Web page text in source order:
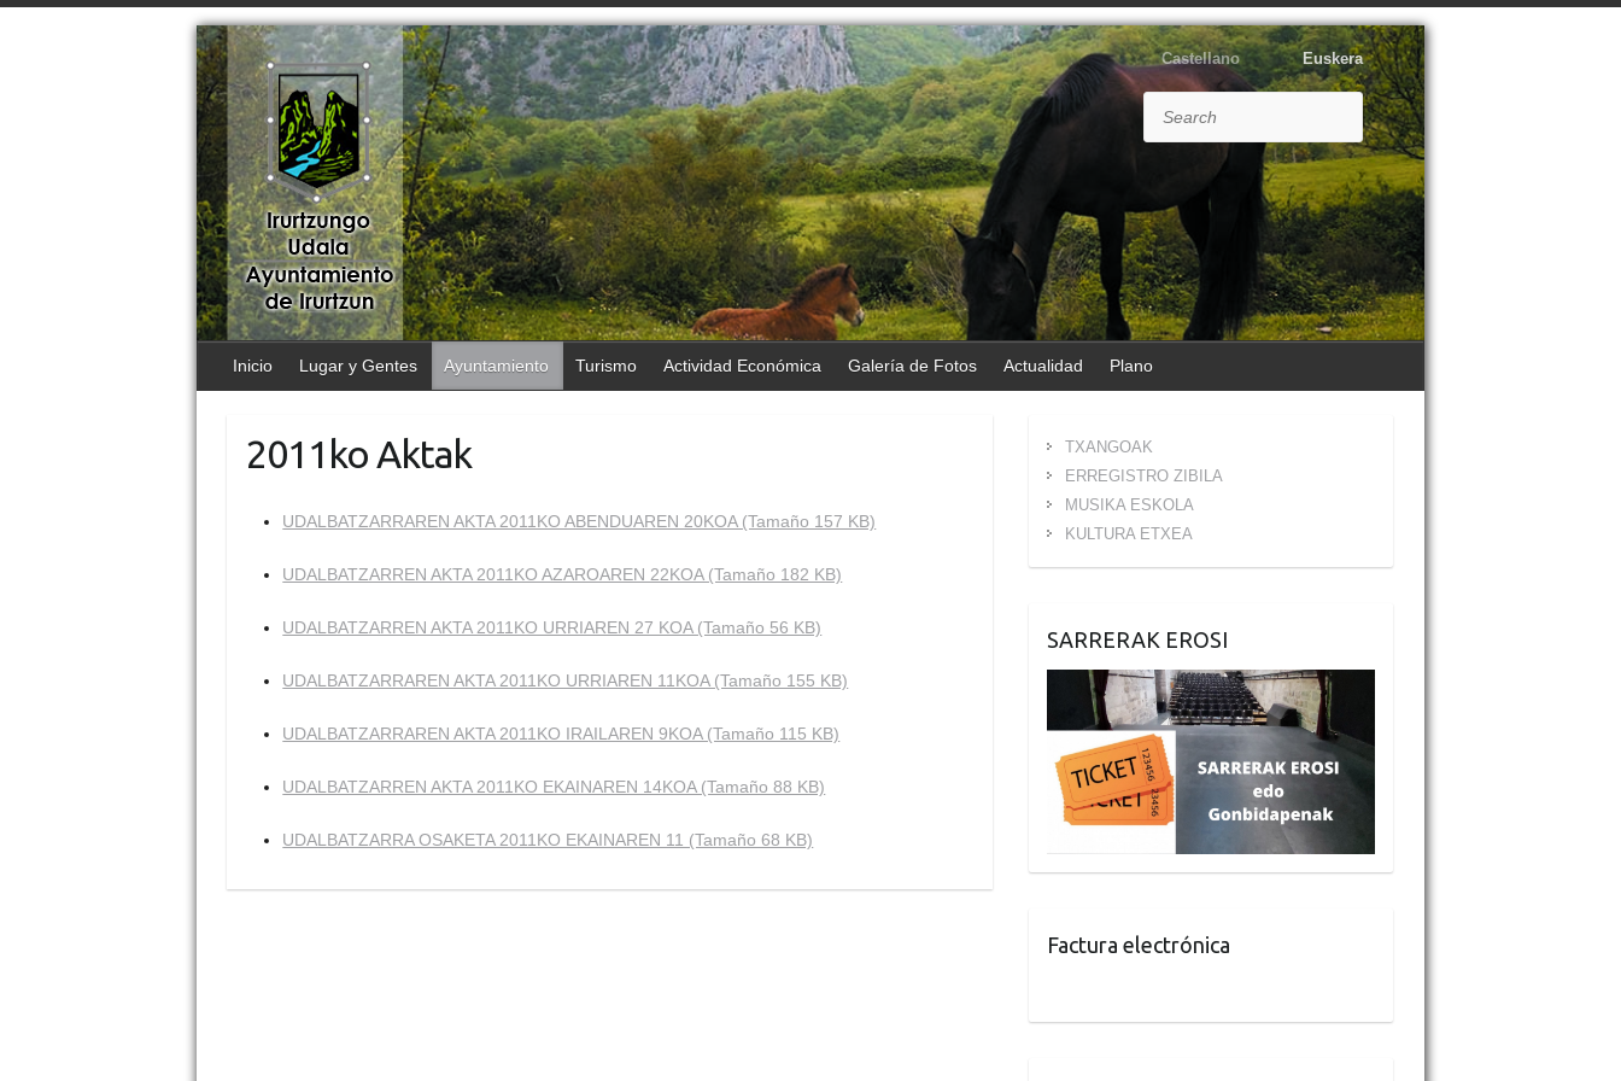
Castellano Euskera
Inicio Lugar y Gentes Ayuntamiento Turismo Actividad Económica Galería de Fotos Actualidad Plano
2011ko Aktak
UDALBATZARRAREN AKTA 2011KO ABENDUAREN 20KOA (Tamaño 157 KB)
UDALBATZARREN AKTA 2011KO AZAROAREN 22KOA (Tamaño 182 KB)
UDALBATZARREN AKTA 2011KO URRIAREN 27 KOA (Tamaño 56 KB)
UDALBATZARRAREN AKTA 2011KO URRIAREN 11KOA (Tamaño 155 KB)
UDALBATZARRAREN AKTA 2011KO IRAILAREN 9KOA (Tamaño 115 KB)
UDALBATZARREN AKTA 2011KO EKAINAREN 14KOA (Tamaño 88 KB)
UDALBATZARRA OSAKETA 2011KO EKAINAREN 11 (Tamaño 68 KB)
TXANGOAK
ERREGISTRO ZIBILA
MUSIKA ESKOLA
KULTURA ETXEA
SARRERAK EROSI
Factura electrónica